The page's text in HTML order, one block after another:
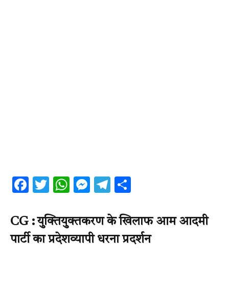
Facebook
Twitter
WhatsApp
Messenger
Telegram
CG : युक्तियुक्तकरण के खिलाफ आम आदमी
पार्टी का प्रदेशव्यापी धरना प्रदर्शन